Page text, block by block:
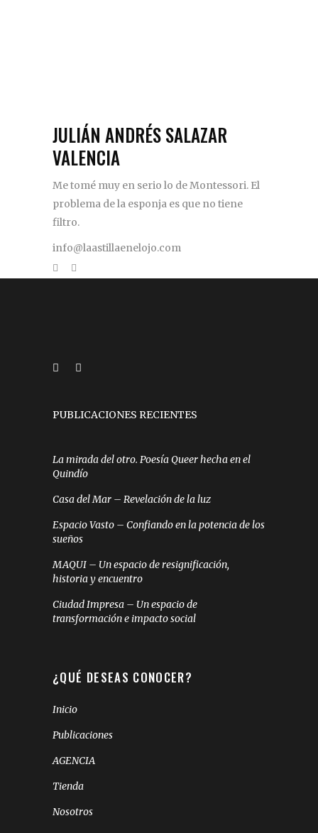
JULIÁN ANDRÉS SALAZAR
VALENCIA
Me tomé muy en serio lo de Montessori. El
problema de la esponja es que no tiene
filtro.
info@laastillaenelojo.com
PUBLICACIONES RECIENTES
La mirada del otro. Poesía Queer hecha en el
Quindío
Casa del Mar – Revelación de la luz
Espacio Vasto – Confiando en la potencia de los
sueños
MAQUI – Un espacio de resignificación,
historia y encuentro
Ciudad Impresa – Un espacio de
transformación e impacto social
¿QUÉ DESEAS CONOCER?
Inicio
Publicaciones
AGENCIA
Tienda
Nosotros